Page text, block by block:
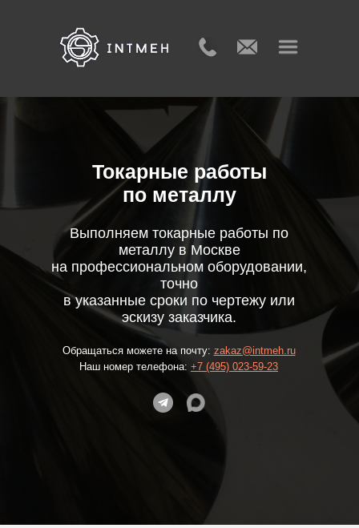
Токарные работы
по металлу
Выполняем токарные работы по
металлу в Москве
на профессиональном оборудовании,
точно
в указанные сроки по чертежу или
эскизу заказчика.
Обращаться можете на почту: zakaz@intmeh.ru
Наш номер телефона: +7 (495) 023-59-23